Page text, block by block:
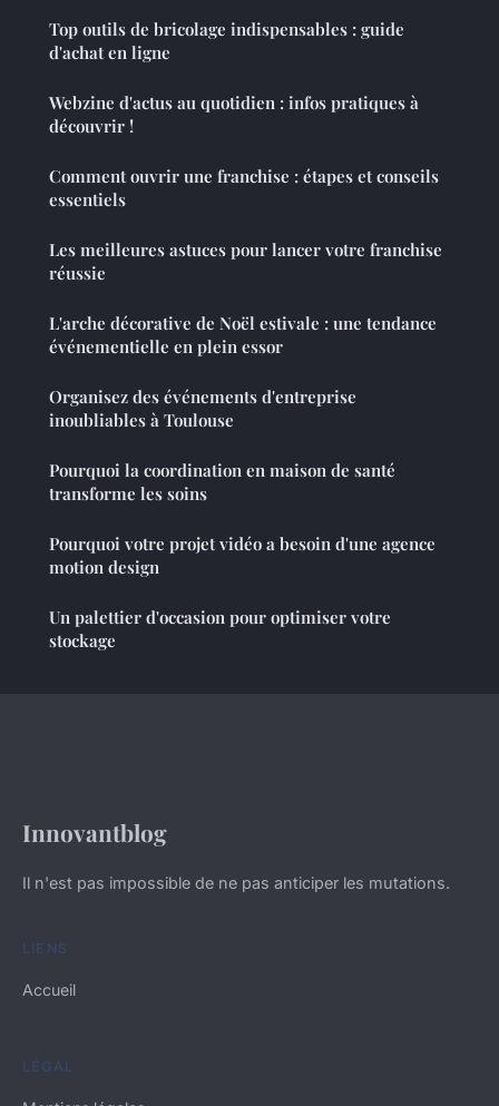
Top outils de bricolage indispensables : guide
d'achat en ligne
Webzine d'actus au quotidien : infos pratiques à
découvrir !
Comment ouvrir une franchise : étapes et conseils
essentiels
Les meilleures astuces pour lancer votre franchise
réussie
L'arche décorative de Noël estivale : une tendance
événementielle en plein essor
Organisez des événements d'entreprise
inoubliables à Toulouse
Pourquoi la coordination en maison de santé
transforme les soins
Pourquoi votre projet vidéo a besoin d'une agence
motion design
Un palettier d'occasion pour optimiser votre
stockage
Innovantblog
Il n'est pas impossible de ne pas anticiper les mutations.
LIENS
Accueil
LÉGAL